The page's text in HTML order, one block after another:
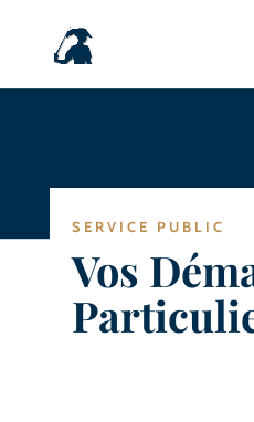
SERVICE PUBLIC
Vos